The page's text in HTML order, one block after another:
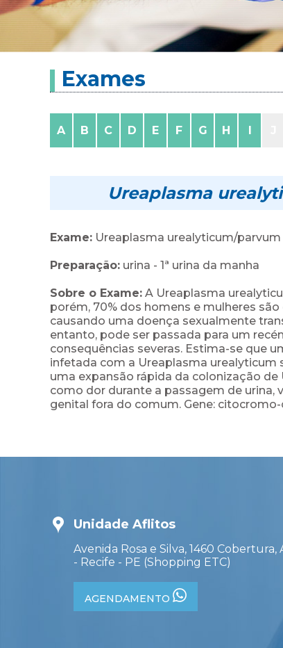
Exames
A B C D E F G H I
Ureaplasma
Exame: Ureaplasma urealyticum/
Preparação: urina - 1ª urina da manha
Sobre o Exame: A Ureaplasma
porém, 70% dos homens e mulheres
causando uma doença sexualmente
entanto, pode ser passada para um
consequências severas. Estima-se que
infetada com a Ureaplasma urealyticum
uma expansão rápida da colonização
como dor durante a passagem de
genital fora do comum. Gene:
Unidade Aflitos
Avenida Rosa e Silva, 1460 Cobertura,
- Recife - PE (Shopping ETC)
AGENDAMENTO